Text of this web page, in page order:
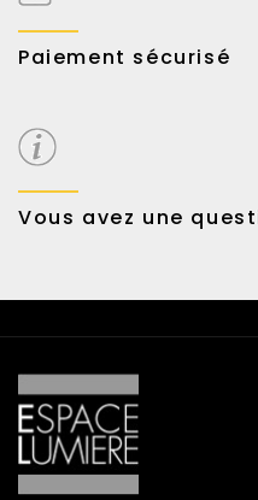
Paiement sécurisé
Possibilité de payer en 3 fois
Vous avez une